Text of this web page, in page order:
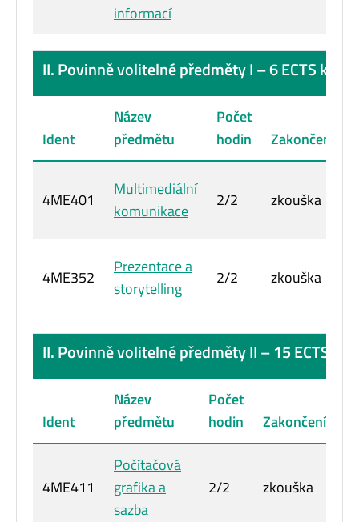
informací
II. Povinně volitelné předměty I – 6 ECTS
Ident
Název
předmětu
Počet
hodin
Zakončení
4ME401
Multimediální
komunikace
2/2 zkouška
4ME352
Prezentace a
storytelling
2/2 zkouška
II. Povinně volitelné předměty II – 15 ECTS
Ident
Název
předmětu
Počet
hodin
Zakončení
4ME411
Počítačová
grafika a
sazba
2/2 zkouška